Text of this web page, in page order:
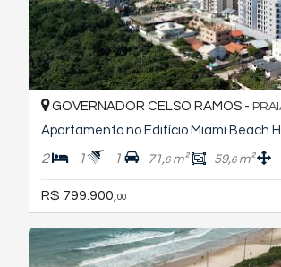
GOVERNADOR CELSO RAMOS -
Apartamento no Edifício Miami Beach
2 1 1 71,6m² 59,6m²
R$ 799.900,00